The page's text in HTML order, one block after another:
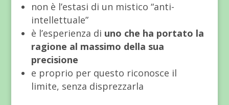
non è l’estasi di un mistico “anti-
intellettuale”
è l’esperienza di uno che ha portato la
ragione al massimo della sua
precisione
e proprio per questo riconosce il
limite, senza disprezzarla